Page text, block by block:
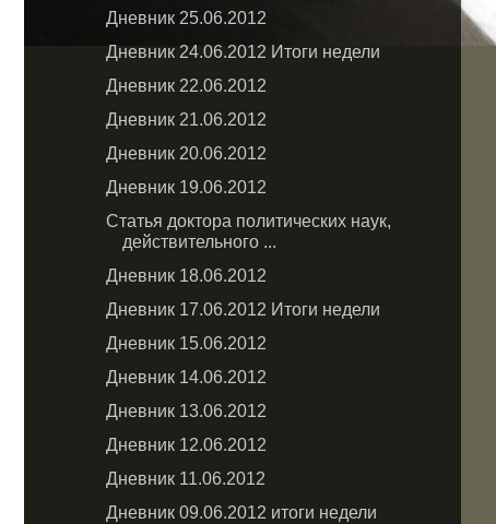
Дневник 25.06.2012
Дневник 24.06.2012 Итоги недели
Дневник 22.06.2012
Дневник 21.06.2012
Дневник 20.06.2012
Дневник 19.06.2012
Статья доктора политических наук,
действительного ...
Дневник 18.06.2012
Дневник 17.06.2012 Итоги недели
Дневник 15.06.2012
Дневник 14.06.2012
Дневник 13.06.2012
Дневник 12.06.2012
Дневник 11.06.2012
Дневник 09.06.2012 итоги недели